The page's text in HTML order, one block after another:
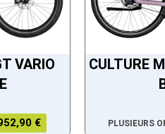
VARIO
€
CULTURE
PLUSIEURS